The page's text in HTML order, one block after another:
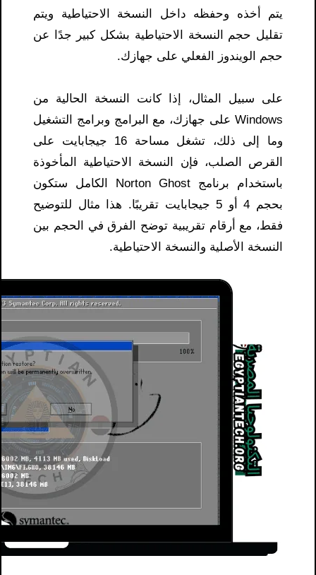
يتم أخذه وحفظه داخل النسخة الاحتياطية ويتم
تقليل حجم النسخة الاحتياطية بشكل كبير جدًا عن
حجم الويندوز الفعلي على جهازك.
على سبيل المثال، إذا كانت النسخة الحالية من
Windows على جهازك، مع البرامج وبرامج التشغيل
وما إلى ذلك، تشغل مساحة 16 جيجابايت على
القرص الصلب، فإن النسخة الاحتياطية المأخوذة
باستخدام برنامج Norton Ghost الكامل ستكون
بحجم 4 أو 5 جيجابايت تقريبًا. هذا مثال للتوضيح
فقط، مع أرقام تقريبية توضح الفرق في الحجم بين
النسخة الأصلية والنسخة الاحتياطية.